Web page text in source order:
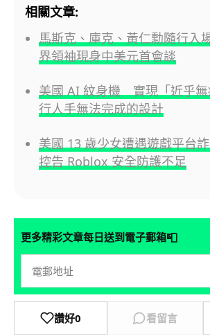
相關文章:
馬斯克、庫克、黃仁勳隨行
界領袖現身中美元首會談
美國 AI 紋身機 實現「近乎
行人手無法完成的設計
美國 13 歲少女遭遇遊戲平台
控告 Roblox 安全防護不足
更多精彩文章每日送到電子郵箱📮
讚好0 看留言